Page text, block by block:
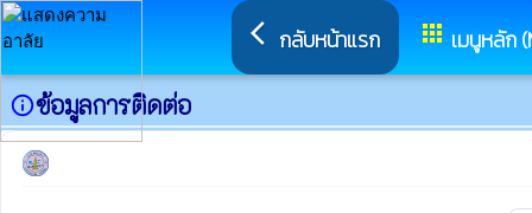
arrow_back_ios กลับหน้าแรก apps เมนูหลัก
info_outlineข้อมูลการติดต่อ